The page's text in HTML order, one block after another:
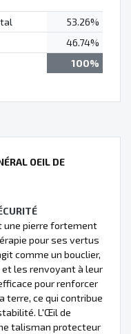
53.26%
46.74%
100%
OEIL DE
une pierre fortement
pour ses vertus
comme un bouclier,
les renvoyant à leur
pour renforcer
terre, ce qui contribue
L'Œil de
talisman protecteur